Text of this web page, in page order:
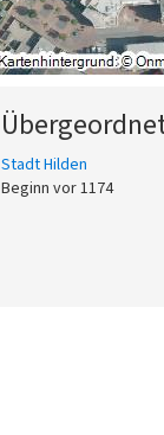
Stadt Hilden
Beginn vor 1174